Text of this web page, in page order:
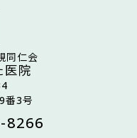
同仁会
医院
番3号
8266